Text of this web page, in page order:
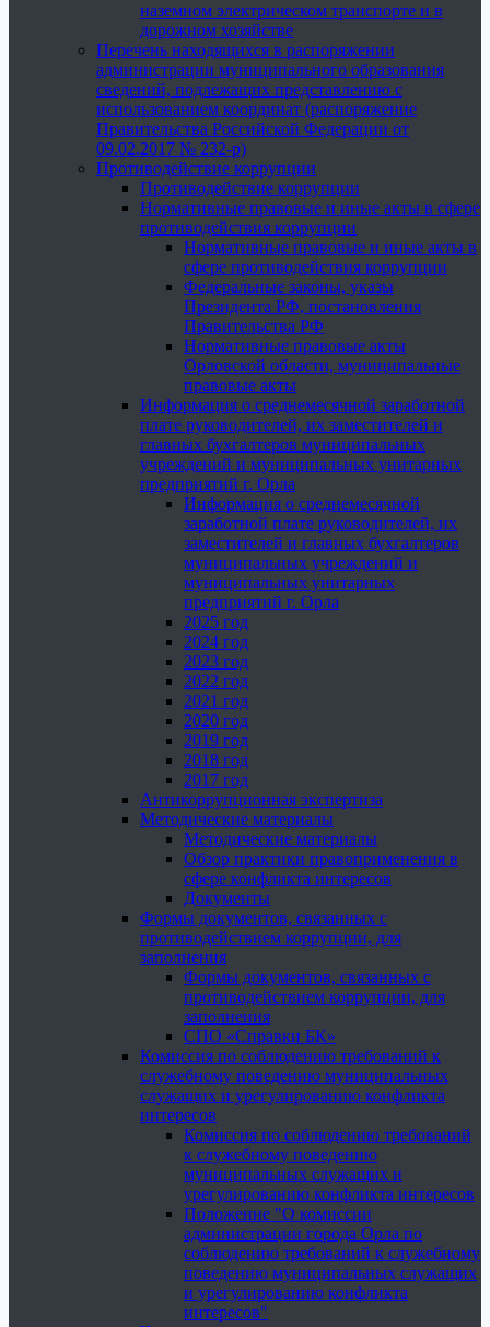
наземном электрическом транспорте и в
дорожном хозяйстве
Перечень находящихся в распоряжении
администрации муниципального образования
сведений, подлежащих представлению с
использованием координат (распоряжение
Правительства Российской Федерации от
09.02.2017 № 232-р)
Противодействие коррупции
Противодействие коррупции
Нормативные правовые и иные акты в сфере
противодействия коррупции
Нормативные правовые и иные акты в
сфере противодействия коррупции
Федеральные законы, указы
Президента РФ, постановления
Правительства РФ
Нормативные правовые акты
Орловской области, муниципальные
правовые акты
Информация о среднемесячной заработной
плате руководителей, их заместителей и
главных бухгалтеров муниципальных
учреждений и муниципальных унитарных
предприятий г. Орла
Информация о среднемесячной
заработной плате руководителей, их
заместителей и главных бухгалтеров
муниципальных учреждений и
муниципальных унитарных
предприятий г. Орла
2025 год
2024 год
2023 год
2022 год
2021 год
2020 год
2019 год
2018 год
2017 год
Антикоррупционная экспертиза
Методические материалы
Методические материалы
Обзор практики правоприменения в
сфере конфликта интересов
Документы
Формы документов, связанных с
противодействием коррупции, для
заполнения
Формы документов, связанных с
противодействием коррупции, для
заполнения
СПО «Справки БК»
Комиссия по соблюдению требований к
служебному поведению муниципальных
служащих и урегулированию конфликта
интересов
Комиссия по соблюдению требований
к служебному поведению
муниципальных служащих и
урегулированию конфликта интересов
Положение "О комиссии
администрации города Орла по
соблюдению требований к служебному
поведению муниципальных служащих
и урегулированию конфликта
интересов"